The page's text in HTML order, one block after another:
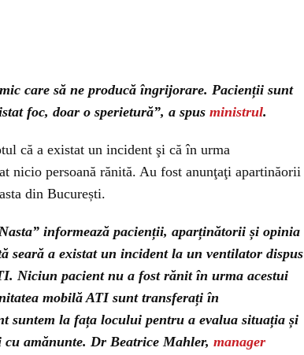
care să ne producă îngrijorare. Pacienții sunt
foc, doar o sperietură”, a spus ministrul.
că a existat un incident şi că în urma
nicio persoană rănită. Au fost anunţaţi apartinăorii
din București.
informează pacienții, aparținătorii și opinia
seară a existat un incident la un ventilator dispus
Niciun pacient nu a fost rănit în urma acestui
mobilă ATI sunt transferați în
suntem la fața locului pentru a evalua situația și
amănunte. Dr Beatrice Mahler, manager